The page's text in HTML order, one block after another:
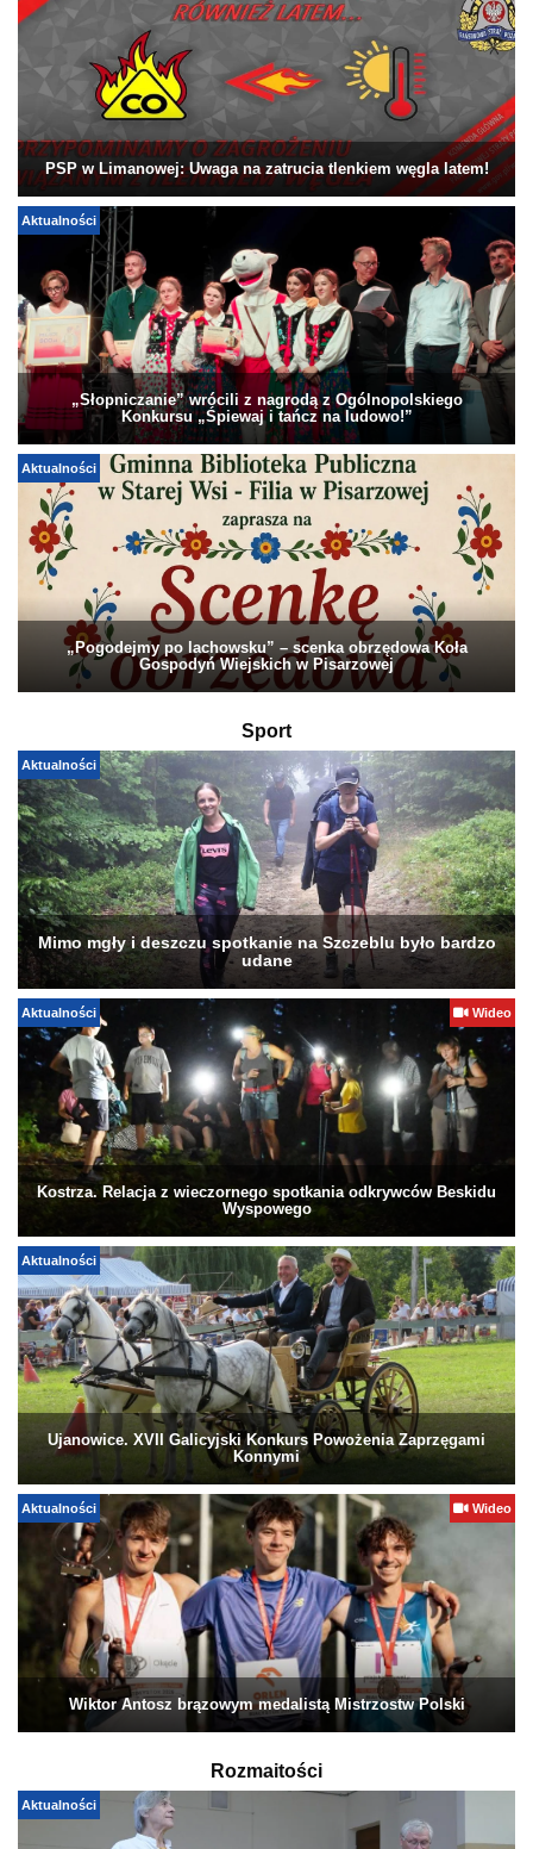
PSP w Limanowej: Uwaga na zatrucia tlenkiem węgla latem!
Aktualności
„Słopniczanie” wrócili z nagrodą z Ogólnopolskiego
Konkursu „Śpiewaj i tańcz na ludowo!”
Aktualności
„Pogodejmy po lachowsku” – scenka obrzędowa Koła
Gospodyń Wiejskich w Pisarzowej
Sport
Aktualności
Mimo mgły i deszczu spotkanie na Szczeblu było bardzo
udane
Aktualności Wideo
Kostrza. Relacja z wieczornego spotkania odkrywców Beskidu
Wyspowego
Aktualności
Ujanowice. XVII Galicyjski Konkurs Powożenia Zaprzęgami
Konnymi
Aktualności Wideo
Wiktor Antosz brązowym medalistą Mistrzostw Polski
Rozmaitości
Aktualności